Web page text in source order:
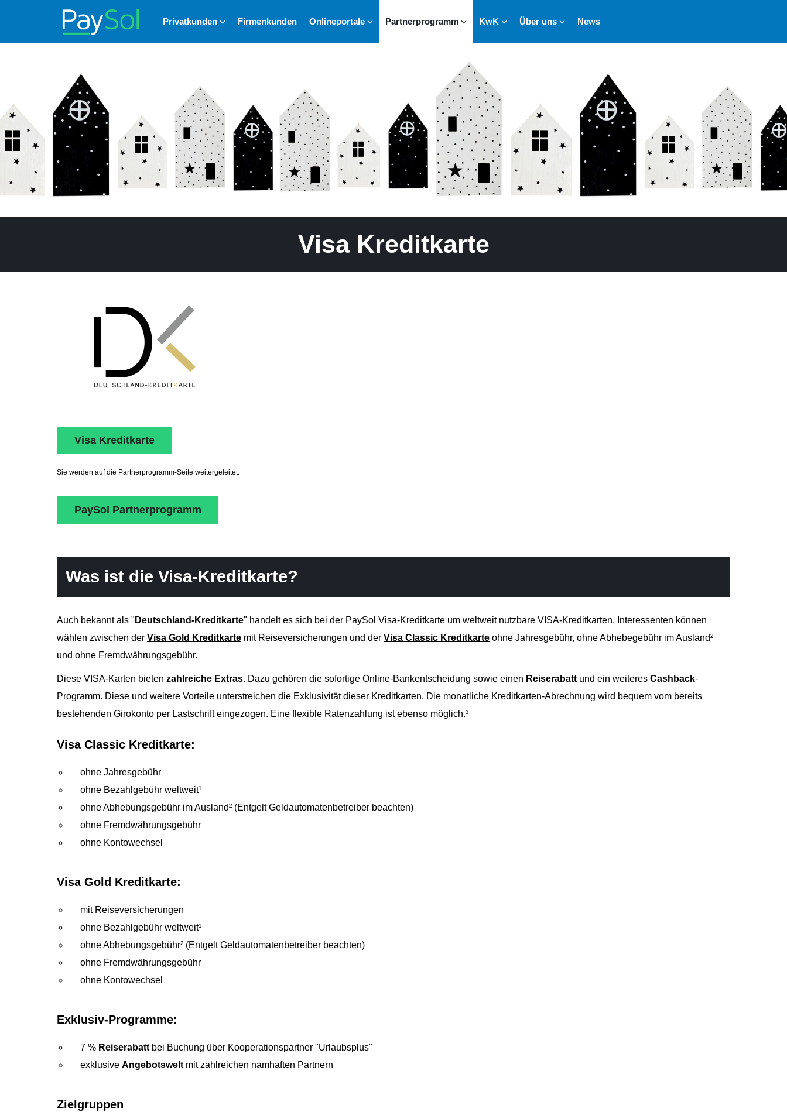
Privatkunden Firmenkunden Onlineportale Partnerprogramm KwK Über uns News
Visa Kreditkarte
Visa Kreditkarte
Sie werden auf die Partnerprogramm-Seite weitergeleitet.
PaySol Partnerprogramm
Was ist die Visa-Kreditkarte?
Auch bekannt als " Deutschland-Kreditkarte" handelt es sich bei der PaySol Visa-Kreditkarte um weltweit nutzbare VISA-Kreditkarten. Interessenten können
wählen zwischen der Visa Gold Kreditkarte mit Reiseversicherungen und der Visa Classic Kreditkarte ohne Jahresgebühr, ohne Abhebegebühr im Ausland²
und ohne Fremdwährungsgebühr.
Diese VISA-Karten bieten zahlreiche Extras. Dazu gehören die sofortige Online-Bankentscheidung sowie einen Reiserabatt und ein weiteres Cashback-
Programm. Diese und weitere Vorteile unterstreichen die Exklusivität dieser Kreditkarten. Die monatliche Kreditkarten-Abrechnung wird bequem vom bereits
bestehenden Girokonto per Lastschrift eingezogen. Eine flexible Ratenzahlung ist ebenso möglich.³
Visa Classic Kreditkarte:
ohne Jahresgebühr
ohne Bezahlgebühr weltweit¹
ohne Abhebungsgebühr im Ausland² (Entgelt Geldautomatenbetreiber beachten)
ohne Fremdwährungsgebühr
ohne Kontowechsel
Visa Gold Kreditkarte:
mit Reiseversicherungen
ohne Bezahlgebühr weltweit¹
ohne Abhebungsgebühr² (Entgelt Geldautomatenbetreiber beachten)
ohne Fremdwährungsgebühr
ohne Kontowechsel
Exklusiv-Programme:
7 % Reiserabatt bei Buchung über Kooperationspartner "Urlaubsplus"
exklusive Angebotswelt mit zahlreichen namhaften Partnern
Zielgruppen